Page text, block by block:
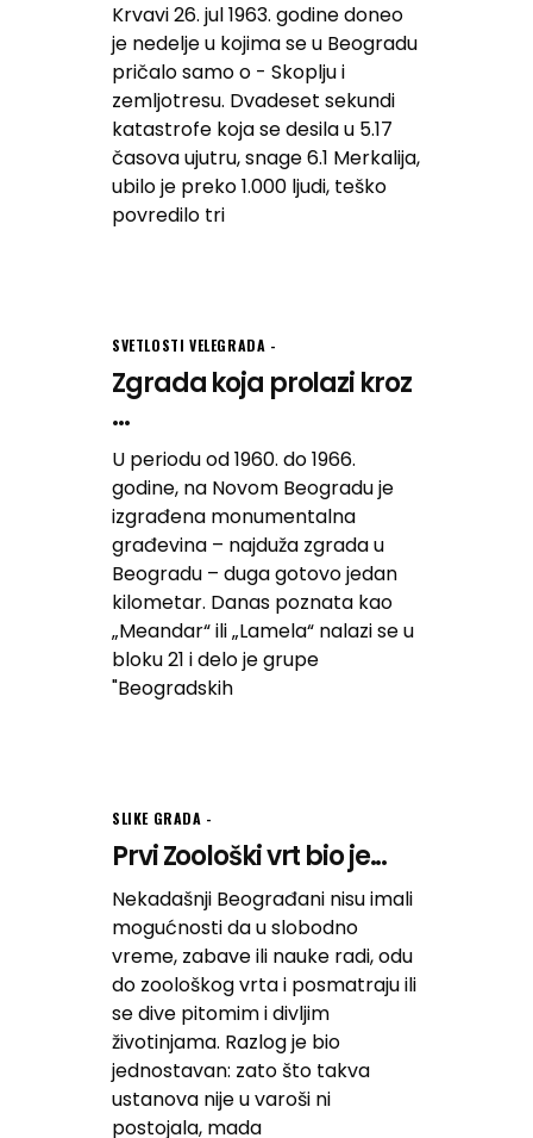
Krvavi 26. jul 1963. godine doneo
je nedelje u kojima se u Beogradu
pričalo samo o - Skoplju i
zemljotresu. Dvadeset sekundi
katastrofe koja se desila u 5.17
časova ujutru, snage 6.1 Merkalija,
ubilo je preko 1.000 ljudi, teško
povredilo tri
SVETLOSTI VELEGRADA
Zgrada koja prolazi kroz
...
U periodu od 1960. do 1966.
godine, na Novom Beogradu je
izgrađena monumentalna
građevina – najduža zgrada u
Beogradu – duga gotovo jedan
kilometar. Danas poznata kao
„Meandar“ ili „Lamela“ nalazi se u
bloku 21 i delo je grupe
"Beogradskih
SLIKE GRADA
Prvi Zoološki vrt bio je...
Nekadašnji Beograđani nisu imali
mogućnosti da u slobodno
vreme, zabave ili nauke radi, odu
do zoološkog vrta i posmatraju ili
se dive pitomim i divljim
životinjama. Razlog je bio
jednostavan: zato što takva
ustanova nije u varoši ni
postojala, mada